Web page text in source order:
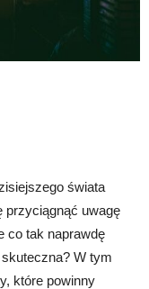
świata
przyciągnąć uwagę
co tak naprawdę
W tym
które powinny